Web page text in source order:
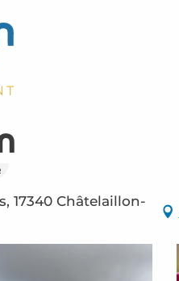
17340 Châtelaillon-